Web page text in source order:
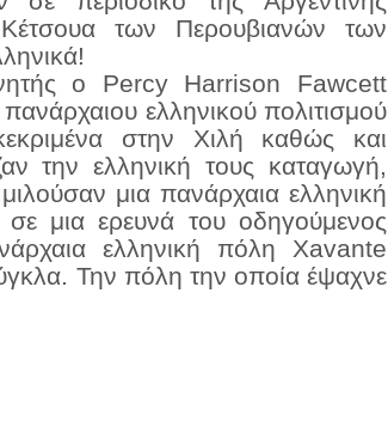
των Περουβιανών των
ο Percy Harrison Fawcett
ελληνικού πολιτισμού
στην Χιλή καθώς και
την ελληνική τους καταγωγή,
μια πανάρχαια ελληνική
μια ερευνά του οδηγούμενος
ελληνική πόλη Xavante
Την πόλη την οποία έψαχνε